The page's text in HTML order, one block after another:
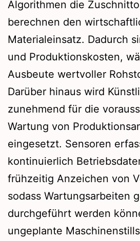
Algorithmen die
berechnen den
Materialeinsatz. Dadurch
und Produktionskosten,
Ausbeute wertvoller
Darüber hinaus wird
zunehmend für die
Wartung von
eingesetzt. Sensoren
kontinuierlich
frühzeitig Anzeichen von
sodass Wartungsarbeiten
durchgeführt werden
ungeplante